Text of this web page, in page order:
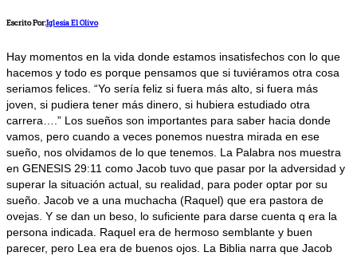
Escrito Por:Iglesia El Olivo
Hay momentos en la vida donde estamos insatisfechos con lo que
hacemos y todo es porque pensamos que si tuviéramos otra cosa
seriamos felices. “Yo sería feliz si fuera más alto, si fuera más
joven, si pudiera tener más dinero, si hubiera estudiado otra
carrera….” Los sueños son importantes para saber hacia donde
vamos, pero cuando a veces ponemos nuestra mirada en ese
sueño, nos olvidamos de lo que tenemos. La Palabra nos muestra
en GENESIS 29:11 como Jacob tuvo que pasar por la adversidad y
superar la situación actual, su realidad, para poder optar por su
sueño. Jacob ve a una muchacha (Raquel) que era pastora de
ovejas. Y se dan un beso, lo suficiente para darse cuenta q era la
persona indicada. Raquel era de hermoso semblante y buen
parecer, pero Lea era de buenos ojos. La Biblia narra que Jacob